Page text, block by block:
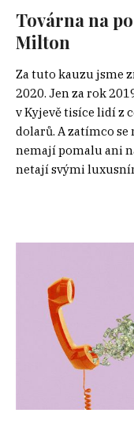
Továrna na
Milton
Za tuto kauzu jsme
2020. Jen za rok
v Kyjevě tisíce lidí z
dolarů. A zatímco
nemají pomalu ani
netají svými